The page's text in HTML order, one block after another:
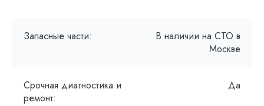
Запасные части:
В наличии на СТО в
Москве
Срочная диагностика и
ремонт:
Да